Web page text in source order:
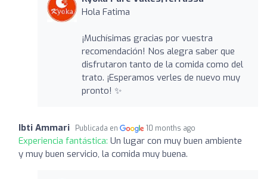
Hola Fatima
¡Muchísimas gracias por vuestra
recomendación! Nos alegra saber que
disfrutaron tanto de la comida como del
trato. ¡Esperamos verles de nuevo muy
pronto! ✨
Ibti Ammari Publicada en 10 months ago
Experiencia fantástica: Un lugar con muy buen ambiente
y muy buen servicio, la comida muy buena.